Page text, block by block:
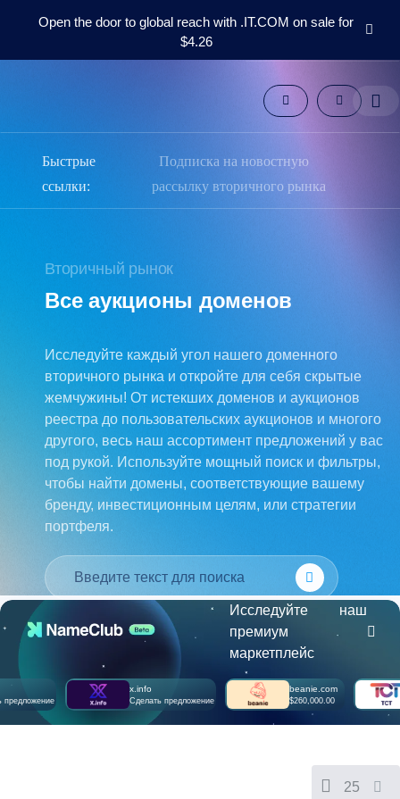
Open the door to global reach with .IT.COM on sale for
$4.26
рынок
Ресурсы
Поддержка
文
Deutsch
Português
Français
हिन्दी
Italiano
日
本
語
어
Indonesia
US Dollar USD ($)
Euro EUR (€)
Canadian Dollar CAD
(C$)
Pesos Mexicanos MXN
(MX$)
British Pound GBP (£)
Real Brasileiro BRL
Indonesian Rupiah
IDR (Rp)
Australian Dollar AUD
(AU$)
Быстрые
ссылки:
Подписка на новостную
рассылку вторичного рынка
Вторичный рынок
Все аукционы доменов
Исследуйте каждый угол нашего доменного
вторичного рынка и откройте для себя скрытые
жемчужины! От истекших доменов и аукционов
реестра до пользовательских аукционов и многого
другого, весь наш ассортимент предложений у вас
под рукой. Используйте мощный поиск и фильтры,
чтобы найти домены, соответствующие вашему
бренду, инвестиционным целям, или стратегии
портфеля.
Исследуйте наш
премиум
маркетплейс
Сделать предложение
beanie.com
$260,000.00
25